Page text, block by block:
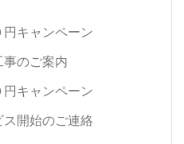
キャンペーン
のご案内
キャンペーン
開始のご連絡